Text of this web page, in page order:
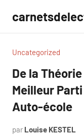
contenu
Uncategorized
De la
Meilleur
Auto-école
par Louise KESTEL